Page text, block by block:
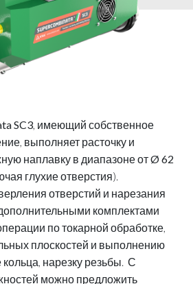
SC3, имеющий собственное
выполняет расточку и
наплавку в диапазоне отØ 62
глухие отверстия).
отверстий и нарезания
комплектами
по токарной обработке,
плоскостей и выполнению
нарезку резьбы. С
можно предложить